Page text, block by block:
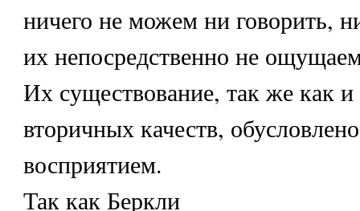
ничего не можем ни говорить,
их непосредственно не
Их существование, так же как
вторичных качеств,
восприятием.
Так как Беркли